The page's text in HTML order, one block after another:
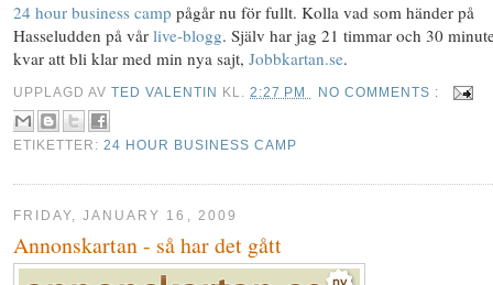
24 hour business camp pågår nu för fullt. Kolla vad som händer på
Hasseludden på vår live-blogg. Själv har jag 21 timmar och 30
kvar att bli klar med min nya sajt, Jobbkartan.se.
UPPLAGD AVTED VALENTIN KL.2:27 PM NO COMMENTS :
ETIKETTER:24 HOUR BUSINESS CAMP
FRIDAY, JANUARY 16, 2009
Annonskartan - så har det gått